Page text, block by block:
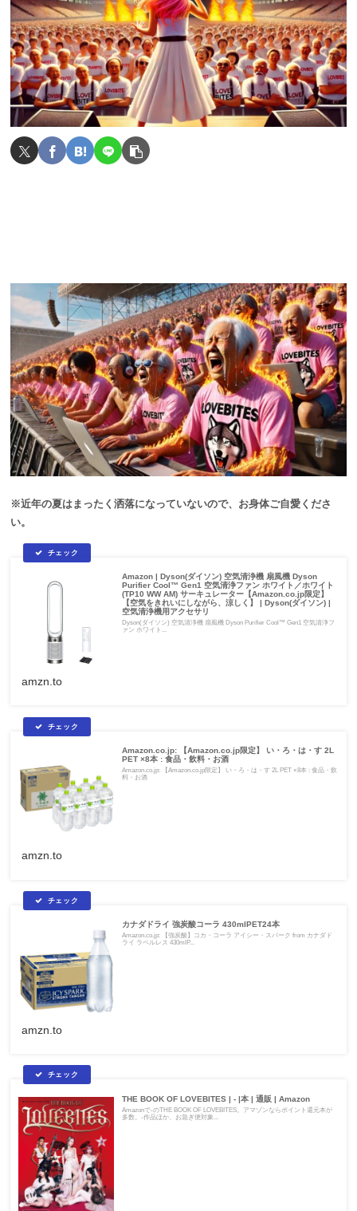
※近年の夏はまったく洒落になっていないので、お身体ご自愛くださ
い。
Amazon | Dyson(ダイソン) 空気清浄機 扇風機 Dyson
Purifier Cool™ Gen1 空気清浄ファン ホワイト／ホワイト
(TP10 WW AM) サーキュレーター【Amazon.co.jp限定】
【空気をきれいにしながら、涼しく】 | Dyson(ダイソン) |
空気清浄機用アクセサリ
Dyson(ダイソン) 空気清浄機 扇風機 Dyson Purifier Cool™ Gen1 空気清浄フ
ァン ホワイト...
amzn.to
Amazon.co.jp: 【Amazon.co.jp限定】 い・ろ・は・す 2L
PET ×8本 : 食品・飲料・お酒
Amazon.co.jp: 【Amazon.co.jp限定】 い・ろ・は・す 2L PET ×8本 : 食品・飲
料・お酒
amzn.to
カナダドライ 強炭酸コーラ 430mlPET24本
Amazon.co.jp: 【強炭酸】コカ・コーラ アイシー・スパーク from カナダド
ライ ラベルレス 430mlP...
amzn.to
THE BOOK OF LOVEBITES | - |本 | 通販 | Amazon
Amazonで-のTHE BOOK OF LOVEBITES。アマゾンならポイント還元本が
多数。-作品ほか、お急ぎ便対象...